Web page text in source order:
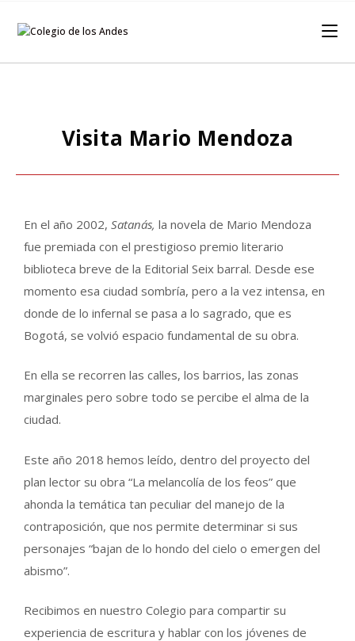
Visita Mario Mendoza
En el año 2002, Satanás, la novela de Mario Mendoza
fue premiada con el prestigioso premio literario
biblioteca breve de la Editorial Seix barral. Desde ese
momento esa ciudad sombría, pero a la vez intensa, en
donde de lo infernal se pasa a lo sagrado, que es
Bogotá, se volvió espacio fundamental de su obra.
En ella se recorren las calles, los barrios, las zonas
marginales pero sobre todo se percibe el alma de la
ciudad.
Este año 2018 hemos leído, dentro del proyecto del
plan lector su obra “La melancolía de los feos” que
ahonda la temática tan peculiar del manejo de la
contraposición, que nos permite determinar si sus
personajes “bajan de lo hondo del cielo o emergen del
abismo”.
Recibimos en nuestro Colegio para compartir su
experiencia de escritura y hablar con los jóvenes de